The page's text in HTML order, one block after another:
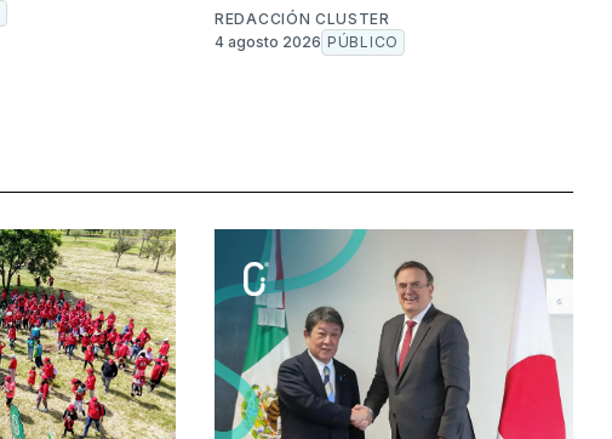
REDACCIÓN CLUSTER
4 agosto 2026 PÚBLICO